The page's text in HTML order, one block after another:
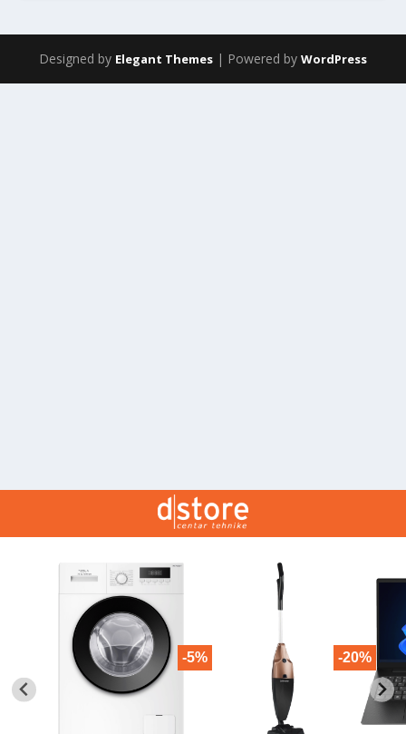
Designed by Elegant Themes | Powered by WordPress